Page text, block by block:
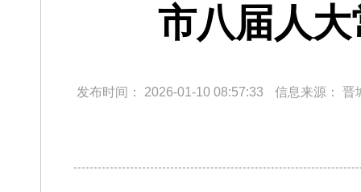
市八届人
发布时间： 2026-01-10 08:57:33 信息来源： 晋